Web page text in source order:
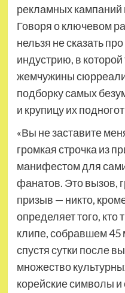
рекламных кампаний
Говоря о ключевом
нельзя не сказать
индустрию, в
жемчужины
подборку самых
и крупицу их
«Вы не заставите
громкая строчка из
манифестом для
фанатов. Это вызов,
призыв — никто,
определяет того, кто
клипе, собравшем
спустя сутки после
множество
корейские символы и